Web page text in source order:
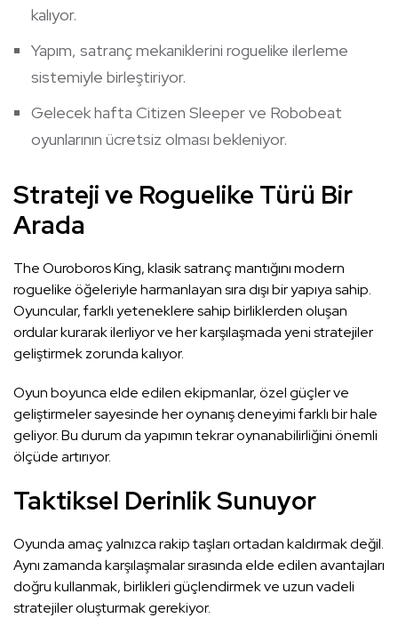
kalıyor.
Yapım, satranç mekaniklerini roguelike ilerleme
sistemiyle birleştiriyor.
Gelecek hafta Citizen Sleeper ve Robobeat
oyunlarının ücretsiz olması bekleniyor.
Strateji ve Roguelike Türü Bir
Arada
The Ouroboros King, klasik satranç mantığını modern
roguelike öğeleriyle harmanlayan sıra dışı bir yapıya sahip.
Oyuncular, farklı yeteneklere sahip birliklerden oluşan
ordular kurarak ilerliyor ve her karşılaşmada yeni stratejiler
geliştirmek zorunda kalıyor.
Oyun boyunca elde edilen ekipmanlar, özel güçler ve
geliştirmeler sayesinde her oynanış deneyimi farklı bir hale
geliyor. Bu durum da yapımın tekrar oynanabilirliğini önemli
ölçüde artırıyor.
Taktiksel Derinlik Sunuyor
Oyunda amaç yalnızca rakip taşları ortadan kaldırmak değil.
Aynı zamanda karşılaşmalar sırasında elde edilen avantajları
doğru kullanmak, birlikleri güçlendirmek ve uzun vadeli
stratejiler oluşturmak gerekiyor.